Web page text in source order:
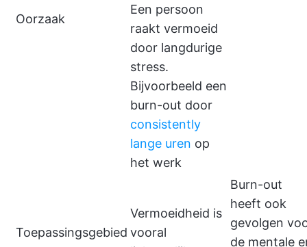
Oorzaak
Een persoon
raakt vermoeid
door langdurige
stress.
Bijvoorbeeld een
burn-out door
consistently
lange uren op
het werk
Toepassingsgebied
Vermoeidheid is
vooral
Burn-out
heeft ook
gevolgen
de mentale